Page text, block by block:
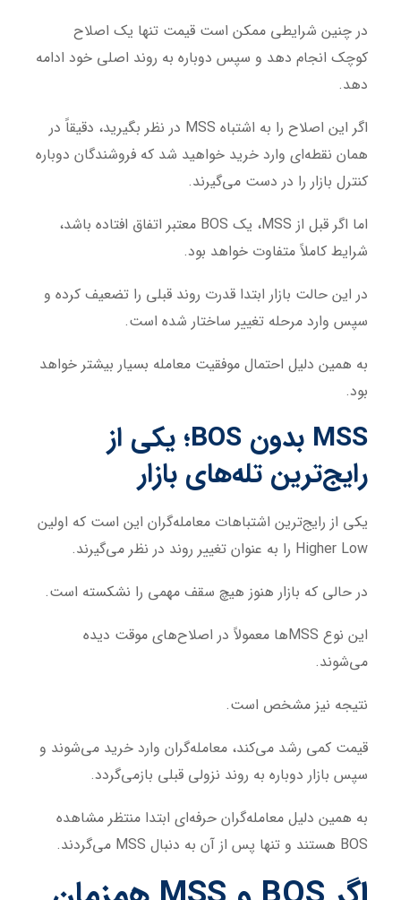
در چنین شرایطی ممکن است قیمت تنها یک اصلاح
کوچک انجام دهد و سپس دوباره به روند اصلی خود ادامه
دهد.
اگر این اصلاح را به اشتباه MSS در نظر بگیرید، دقیقاً در
همان نقطه‌ای وارد خرید خواهید شد که فروشندگان دوباره
کنترل بازار را در دست می‌گیرند.
اما اگر قبل از MSS، یک BOS معتبر اتفاق افتاده باشد،
شرایط کاملاً متفاوت خواهد بود.
در این حالت بازار ابتدا قدرت روند قبلی را تضعیف کرده و
سپس وارد مرحله تغییر ساختار شده است.
به همین دلیل احتمال موفقیت معامله بسیار بیشتر خواهد
بود.
MSS بدون BOS؛ یکی از
رایج‌ترین تله‌های بازار
یکی از رایج‌ترین اشتباهات معامله‌گران این است که اولین
Higher Low را به عنوان تغییر روند در نظر می‌گیرند.
در حالی که بازار هنوز هیچ سقف مهمی را نشکسته است.
این نوع MSSها معمولاً در اصلاح‌های موقت دیده
می‌شوند.
نتیجه نیز مشخص است.
قیمت کمی رشد می‌کند، معامله‌گران وارد خرید می‌شوند و
سپس بازار دوباره به روند نزولی قبلی بازمی‌گردد.
به همین دلیل معامله‌گران حرفه‌ای ابتدا منتظر مشاهده
BOS هستند و تنها پس از آن به دنبال MSS می‌گردند.